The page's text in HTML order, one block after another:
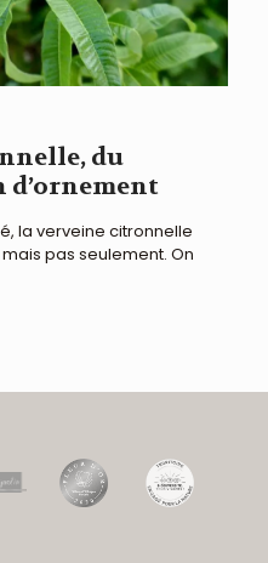
du
la verveine citronnelle
pas seulement. On